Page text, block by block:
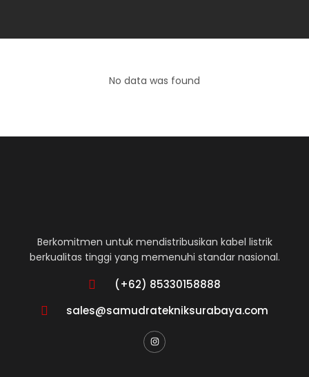
No data was found
Berkomitmen untuk mendistribusikan kabel listrik
berkualitas tinggi yang memenuhi standar nasional.
(+62) 85330158888
sales@samudratekniksurabaya.com